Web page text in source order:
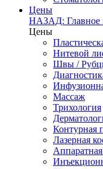
Цены
НАЗАД: Главное
Цены
Нитевой
Швы /
Массаж
Трихология
Контурная
Лазерная